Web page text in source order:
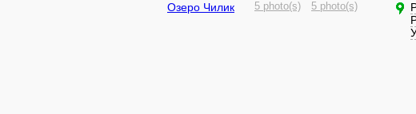
Озеро Чилик 5 photo(s) 5 photo(s)